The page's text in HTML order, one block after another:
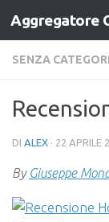
Salta al
Aggregatore
SENZA
DI ALEX · 22 APRILE
By Giuseppe